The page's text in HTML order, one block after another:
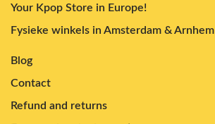
Your Kpop Store in Europe!
Fysieke winkels in Amsterdam & Arnhem
Blog
Contact
Refund and returns